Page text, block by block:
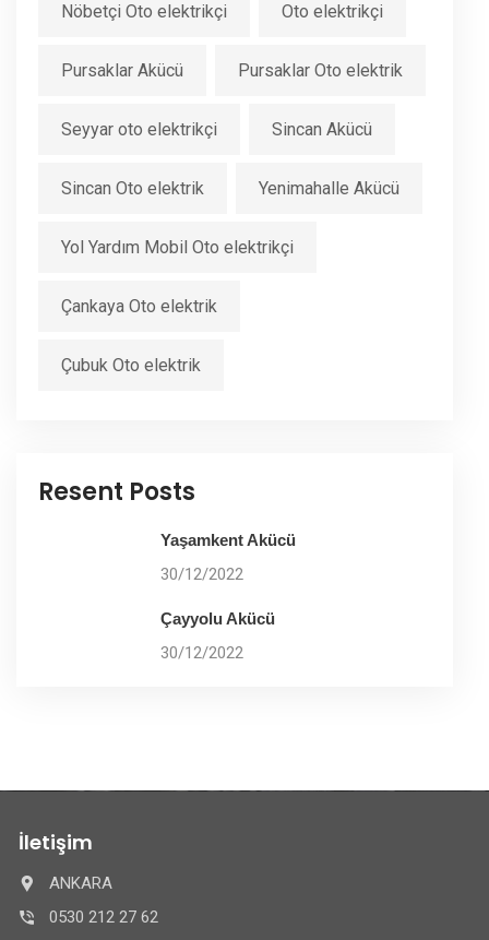
Nöbetçi Oto elektrikçi Oto elektrikçi
Pursaklar Akücü Pursaklar Oto elektrik
Seyyar oto elektrikçi Sincan Akücü
Sincan Oto elektrik Yenimahalle Akücü
Yol Yardım Mobil Oto elektrikçi
Çankaya Oto elektrik
Çubuk Oto elektrik
Resent Posts
Yaşamkent Akücü
30/12/2022
Çayyolu Akücü
30/12/2022
İletişim
ANKARA
0530 212 27 62